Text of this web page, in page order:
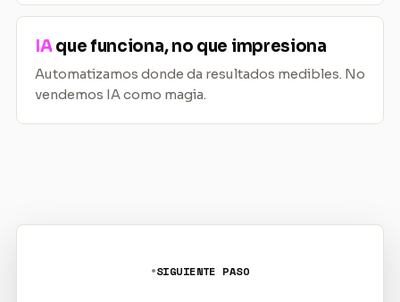
IA que funciona, no que impresiona
Automatizamos donde da resultados medibles. No
vendemos IA como magia.
SIGUIENTE PASO